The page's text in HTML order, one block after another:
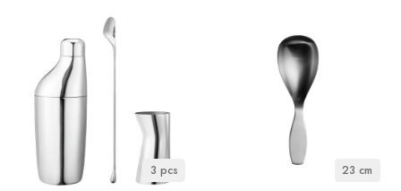
3 pcs 23 cm